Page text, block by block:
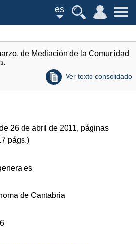
es
de Mediación de la Comunidad
Ver texto consolidado
26 de abril de 2011, páginas
págs.)
de Cantabria